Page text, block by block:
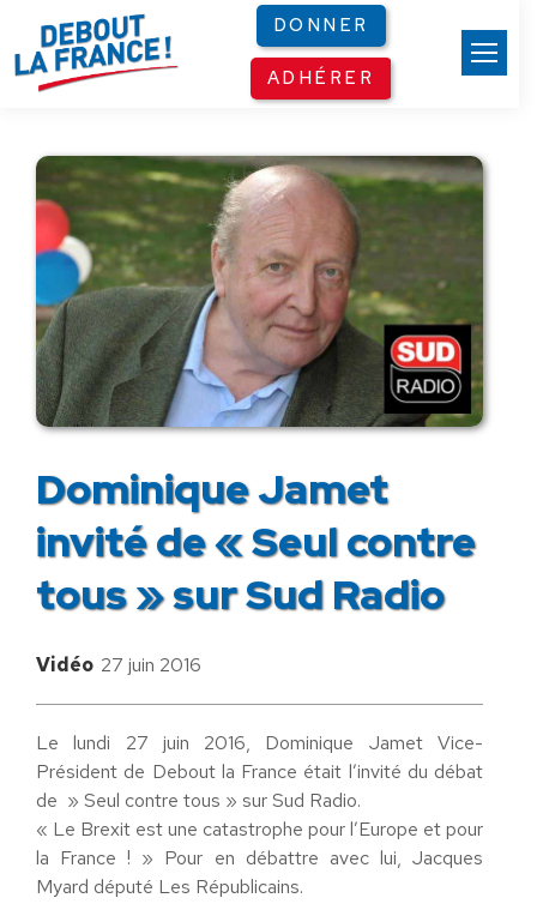
DONNER
ADHÉRER
Dominique Jamet
invité de « Seul contre
tous » sur Sud Radio
Vidéo 27 juin 2016
Le lundi 27 juin 2016, Dominique Jamet Vice-
Président de Debout la France était l’invité du débat
de » Seul contre tous » sur Sud Radio.
« Le Brexit est une catastrophe pour l’Europe et pour
la France ! » Pour en débattre avec lui, Jacques
Myard député Les Républicains.
Panneau de gestion des cookies